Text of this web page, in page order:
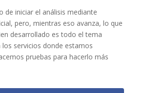
de iniciar el análisis mediante
pero, mientras eso avanza, lo que
desarrollado es todo el tema
los servicios donde estamos
pruebas para hacerlo más